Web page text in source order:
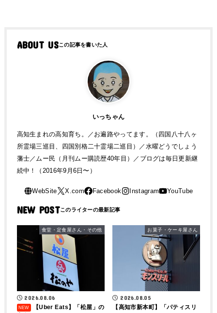
ABOUT US
いっちゃん
高知生まれの高知育ち。／お遍路やってます。（四国八十八ヶ
所霊場三巡目、四国別格二十霊場二巡目）／水曜どうでしょう
藩士／ムー民（月刊ムー購読歴40年目）／ブログは毎日更新継
続中！（2016年9月6日〜）
NEW POST
食堂・定食屋さん・その他
2026.08.06
【Uber Eats】「松屋」の
お菓子・ケーキ屋さん
2026.08.05
【高知市新本町】「パティスリ